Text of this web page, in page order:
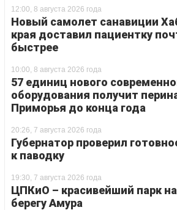
12:00, 8 августа 2026 года
Новый самолет санавиции
края доставил пациентку
быстрее
10:00, 8 августа 2026 года
57 единиц нового
оборудования получит
Приморья до конца года
20:26, 7 августа 2026 года
Губернатор проверил
к паводку
19:30, 7 августа 2026 года
ЦПКиО – красивейший парк
берегу Амура